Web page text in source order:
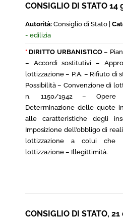
CONSIGLIO DI STATO
Autorità: Consiglio di Stato |
- edilizia
* DIRITTO URBANISTICO–
– Accordi sostitutivi –
lottizzazione – P.A. – Rifiuto di
Possibilità – Convenzione di
n. 1150/1942 – Opere
Determinazione delle quote
alle caratteristiche degli
Imposizione dell’obbligo di
lottizzazione a colui che
lottizzazione – Illegittimità.
CONSIGLIO DI STATO,